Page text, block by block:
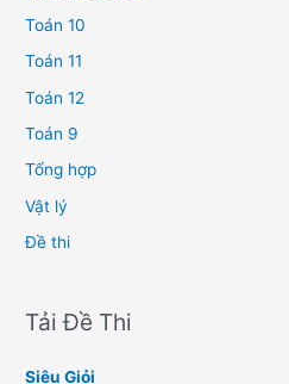
Toán 10
Toán 11
Toán 12
Toán 9
Tổng hợp
Vật lý
Đề thi
Tải Đề Thi
Siêu Giỏi